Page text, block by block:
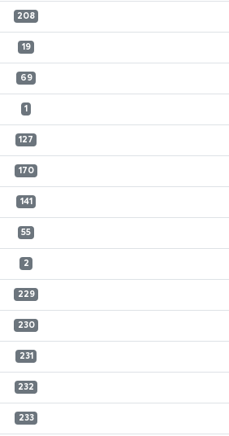
208
19
69
1
127
170
141
55
2
229
230
231
232
233